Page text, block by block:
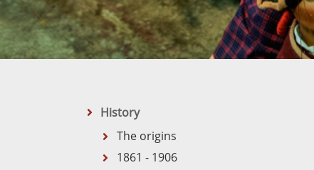
History
The origins
1861 - 1906